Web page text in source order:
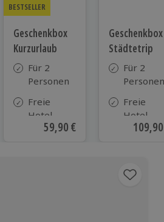
BESTSELLER
Geschenkbox
Kurzurlaub
Für 2
Personen
Freie
Hotel-
Auswahl
Aktueller Preis
59,90 €
Geschenkbox
Städtetrip
Für 2
Personen
Freie
Hotel-
Auswahl